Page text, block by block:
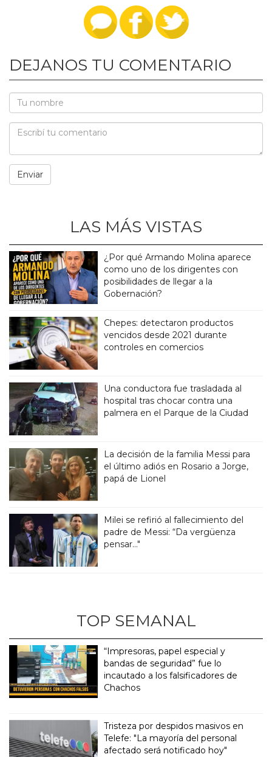
DEJANOS TU COMENTARIO
LAS MÁS VISTAS
¿Por qué Armando Molina aparece
como uno de los dirigentes con
posibilidades de llegar a la
Gobernación?
Chepes: detectaron productos
vencidos desde 2021 durante
controles en comercios
Una conductora fue trasladada al
hospital tras chocar contra una
palmera en el Parque de la Ciudad
La decisión de la familia Messi para
el último adiós en Rosario a Jorge,
papá de Lionel
Milei se refirió al fallecimiento del
padre de Messi: “Da vergüenza
pensar..."
TOP SEMANAL
“Impresoras, papel especial y
bandas de seguridad” fue lo
incautado a los falsificadores de
Chachos
Tristeza por despidos masivos en
Telefe: "La mayoría del personal
afectado será notificado hoy"